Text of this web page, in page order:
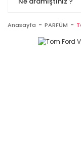
Anasayfa PARFÜM